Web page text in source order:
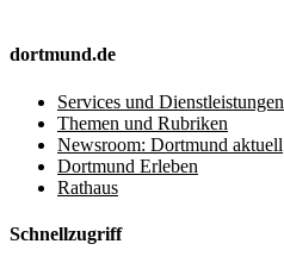
dortmund.de
Services und Dienstleistungen
Themen und Rubriken
Newsroom: Dortmund aktuell
Dortmund Erleben
Rathaus
Schnellzugriff